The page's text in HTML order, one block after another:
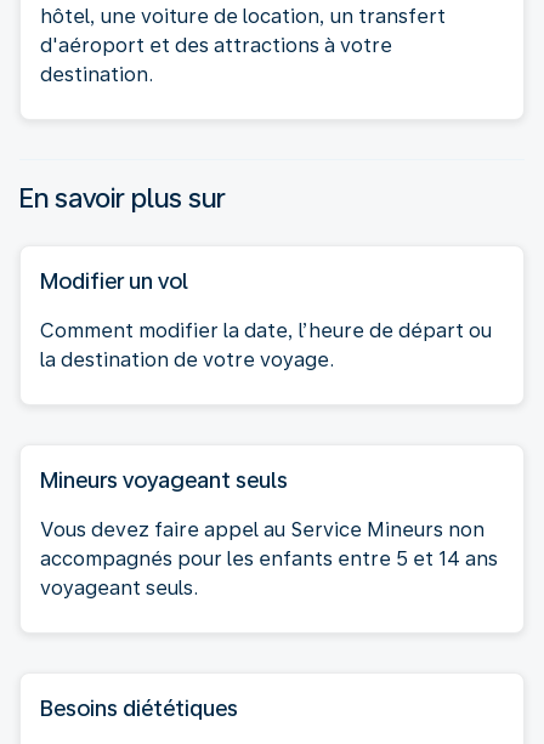
hôtel, une voiture de location, un transfert
d'aéroport et des attractions à votre
destination.
En savoir plus sur
Modifier un vol
Comment modifier la date, l’heure de départ ou
la destination de votre voyage.
Mineurs voyageant seuls
Vous devez faire appel au Service Mineurs non
accompagnés pour les enfants entre 5 et 14 ans
voyageant seuls.
Besoins diététiques